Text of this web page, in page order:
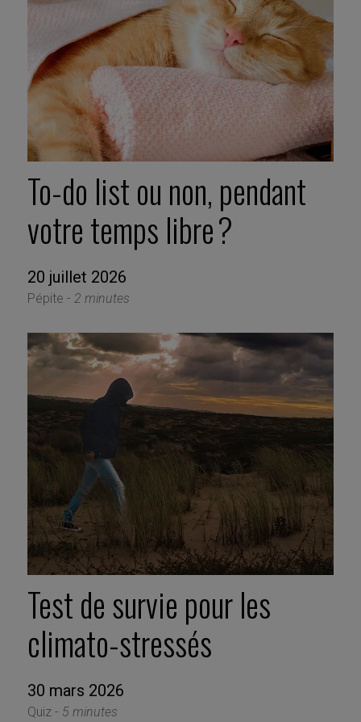
To-do list ou non, pendant
votre temps libre ?
20 juillet 2026
Pépite - 2 minutes
Test de survie pour les
climato-stressés
30 mars 2026
Quiz - 5 minutes